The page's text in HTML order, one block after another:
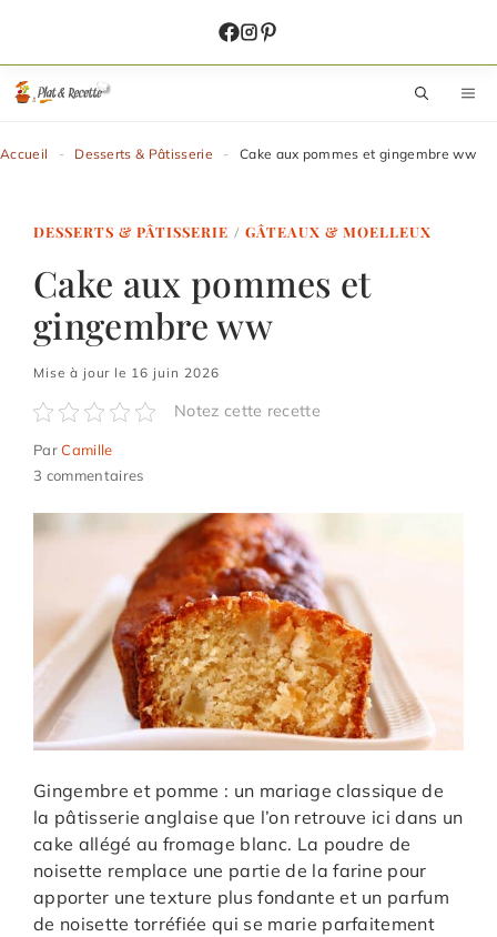
contenu
Accueil - Desserts & Pâtisserie - Cake aux pommes et gingembre ww
DESSERTS & PÂTISSERIE / GÂTEAUX & MOELLEUX
Cake aux pommes et
gingembre ww
Mise à jour le 16 juin 2026
Notez cette recette
ParCamille
3 commentaires
Gingembre et pomme : un mariage classique de
la pâtisserie anglaise que l’on retrouve ici dans un
cake allégé au fromage blanc. La poudre de
noisette remplace une partie de la farine pour
apporter une texture plus fondante et un parfum
de noisette torréfiée qui se marie parfaitement